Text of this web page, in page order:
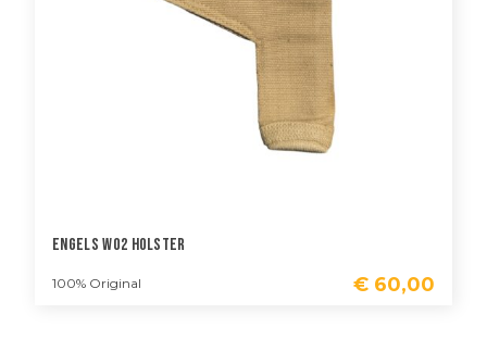
Engels WO2 Holster
100% Original € 60,00